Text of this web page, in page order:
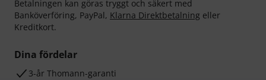
Betalningen kan göras tryggt och säkert med
Banköverföring, PayPal, Klarna Direktbetalning eller
Kreditkort.
Dina fördelar
3-år Thomann-garanti